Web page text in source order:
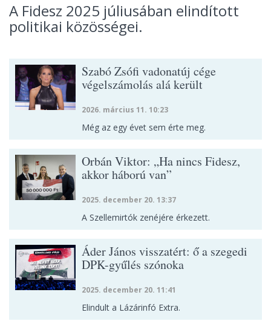
A Fidesz 2025 júliusában elindított
politikai közösségei.
Szabó Zsófi vadonatúj cége
végelszámolás alá került
2026. március 11. 10:23
Még az egy évet sem érte meg.
Orbán Viktor: „Ha nincs Fidesz,
akkor háború van”
2025. december 20. 13:37
A Szellemirtók zenéjére érkezett.
Áder János visszatért: ő a szegedi
DPK-gyűlés szónoka
2025. december 20. 11:41
Elindult a Lázárinfó Extra.